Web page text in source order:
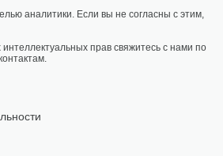
аналитики. Если вы не согласны с этим,
прав свяжитесь с нами по